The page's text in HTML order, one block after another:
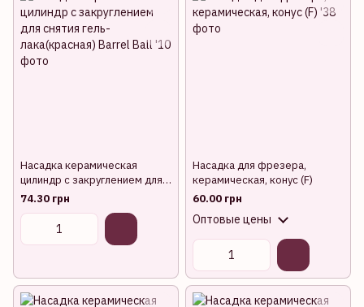
Насадка керамическая
цилиндр с закруглением для
снятия гель-лака(красная)
Barrel Ball
74.30 грн
Насадка для фрезера,
керамическая, конус (F)
60.00 грн
Оптовые цены